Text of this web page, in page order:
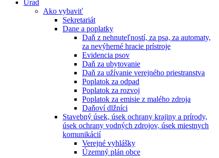
Úrad
Ako vybaviť
Sekretariát
Dane a poplatky
Daň z nehnuteľností, za psa, za automaty,
za nevýherné hracie prístroje
Evidencia psov
Daň za ubytovanie
Daň za užívanie verejného priestranstva
Poplatok za odpad
Poplatok za rozvoj
Poplatok za emisie z malého zdroja
Daňoví dlžníci
Stavebný úsek, úsek ochrany krajiny a prírody,
úsek ochrany vodných zdrojov, úsek miestnych
komunikácií
Verejné vyhlášky
Územný plán obce